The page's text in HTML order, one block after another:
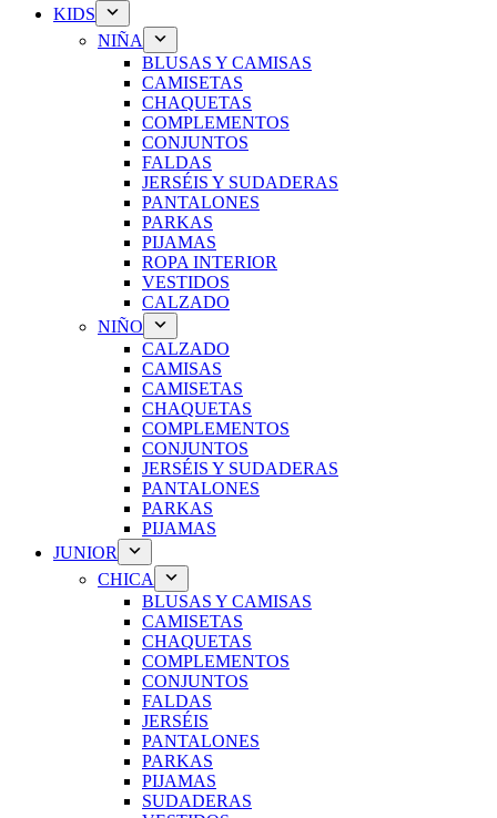
KIDS
NIÑA
BLUSAS Y CAMISAS
CAMISETAS
CHAQUETAS
COMPLEMENTOS
CONJUNTOS
FALDAS
JERSÉIS Y SUDADERAS
PANTALONES
PARKAS
PIJAMAS
ROPA INTERIOR
VESTIDOS
CALZADO
NIÑO
CALZADO
CAMISAS
CAMISETAS
CHAQUETAS
COMPLEMENTOS
CONJUNTOS
JERSÉIS Y SUDADERAS
PANTALONES
PARKAS
PIJAMAS
JUNIOR
CHICA
BLUSAS Y CAMISAS
CAMISETAS
CHAQUETAS
COMPLEMENTOS
CONJUNTOS
FALDAS
JERSÉIS
PANTALONES
PARKAS
PIJAMAS
SUDADERAS